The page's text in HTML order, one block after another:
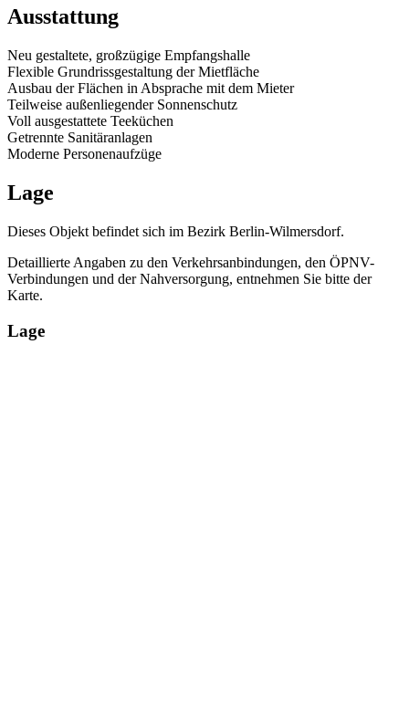
Ausstattung
Neu gestaltete, großzügige Empfangshalle
Flexible Grundrissgestaltung der Mietfläche
Ausbau der Flächen in Absprache mit dem Mieter
Teilweise außenliegender Sonnenschutz
Voll ausgestattete Teeküchen
Getrennte Sanitäranlagen
Moderne Personenaufzüge
Lage
Dieses Objekt befindet sich im Bezirk Berlin-Wilmersdorf.
Detaillierte Angaben zu den Verkehrsanbindungen, den ÖPNV-
Verbindungen und der Nahversorgung, entnehmen Sie bitte der
Karte.
Lage